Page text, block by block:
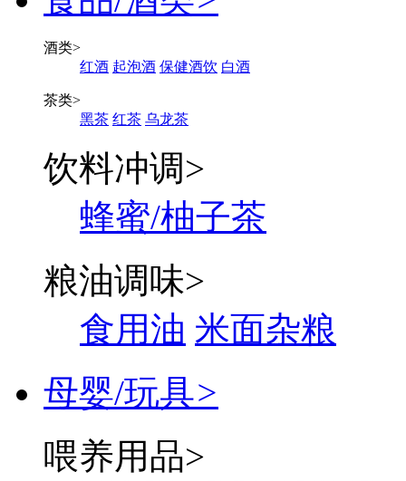
酒类>
红酒 起泡酒 保健酒饮 白酒
茶类>
黑茶 红茶 乌龙茶
饮料冲调>
蜂蜜/柚子茶
粮油调味>
食用油 米面杂粮
母婴/玩具>
喂养用品>